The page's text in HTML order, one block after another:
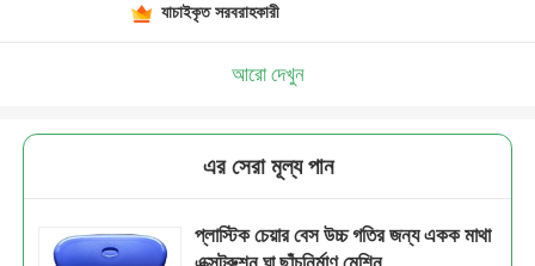
যাচাইকৃত সরবরাহকারী
আরো দেখুন
এর সেরা মূল্য পান
প্লাস্টিক চেয়ার বেস উচ্চ গতির জন্য একক মাথা